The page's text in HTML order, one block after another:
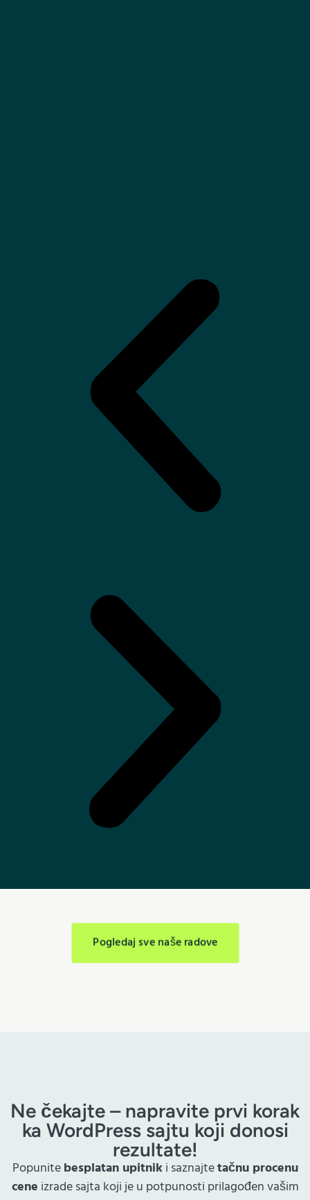
Pogledaj sve naše radove
Ne čekajte – napravite prvi korak
ka WordPress sajtu koji donosi
rezultate!
Popunitebesplatan upitniki saznajtetačnu procenu
cene izrade sajta koji je u potpunosti prilagođen vašim